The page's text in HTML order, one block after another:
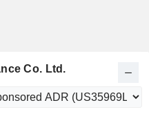
Co. Ltd.